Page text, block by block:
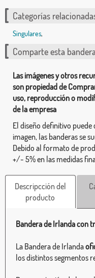
Categorías
Singulares,
Comparte esta bandera
Las imágenes y otros
son propiedad de
uso, reproducción o
de la empresa
El diseño definitivo
imagen, las banderas se
Debido al formato de
+/- 5% en las medidas
Descripcción del
producto
Bandera de Irlanda con
La Bandera de Irlanda
los distintos segmentos